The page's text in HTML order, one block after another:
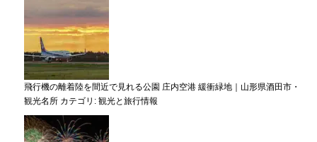
飛行機の離着陸を間近で見れる公園 庄内空港 緩衝緑地｜山形県酒田市・
観光名所 カテゴリ: 観光と旅行情報